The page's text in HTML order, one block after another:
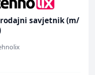
savjetnik (m/